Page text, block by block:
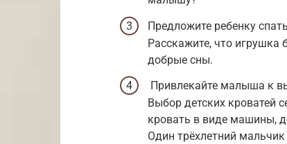
Предложите ребенку
Расскажите, что
добрые сны.
Привлекайте малыша к
Выбор детских кроватей
кровать в виде машины,
Один трёхлетний